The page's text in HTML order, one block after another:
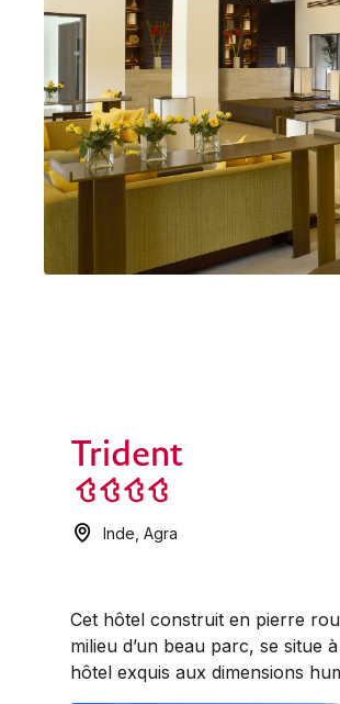
Trident
Inde ,Agra
Cet hôtel construit en pierre
milieu d’un beau parc, se situe
hôtel exquis aux dimensions